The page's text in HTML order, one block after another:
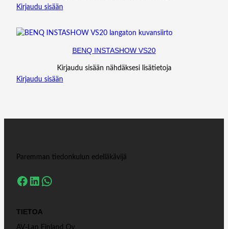
Kirjaudu sisään
BENQ INSTASHOW VS20
Kirjaudu sisään nähdäksesi lisätietoja
Kirjaudu sisään
Paremman tiedonkulun edelläkävijä
Facebook LinkedIn WhatsApp
TIETOA